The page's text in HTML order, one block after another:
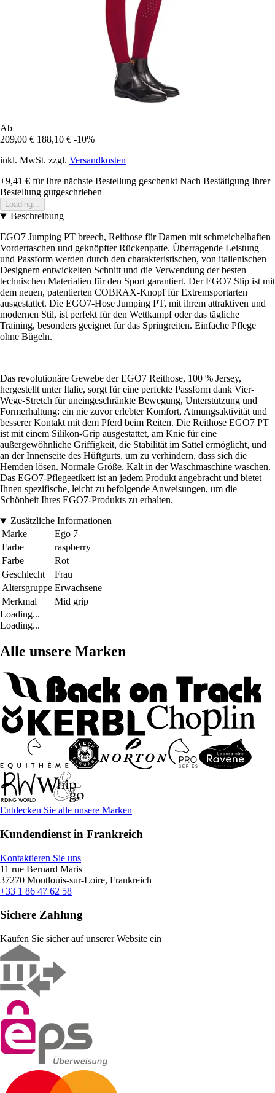
Ab
209,00 € 188,10 € -10%
inkl. MwSt. zzgl. Versandkosten
+9,41 € für Ihre nächste Bestellung geschenkt Nach Bestätigung Ihrer
Bestellung gutgeschrieben
Loading...
Beschreibung
EGO7 Jumping PT breech, Reithose für Damen mit schmeichelhaften
Vordertaschen und geknöpfter Rückenpatte. Überragende Leistung
und Passform werden durch den charakteristischen, von italienischen
Designern entwickelten Schnitt und die Verwendung der besten
technischen Materialien für den Sport garantiert. Der EGO7 Slip ist mit
dem neuen, patentierten COBRAX-Knopf für Extremsportarten
ausgestattet. Die EGO7-Hose Jumping PT, mit ihrem attraktiven und
modernen Stil, ist perfekt für den Wettkampf oder das tägliche
Training, besonders geeignet für das Springreiten. Einfache Pflege
ohne Bügeln.
Das revolutionäre Gewebe der EGO7 Reithose, 100 % Jersey,
hergestellt unter Italie, sorgt für eine perfekte Passform dank Vier-
Wege-Stretch für uneingeschränkte Bewegung, Unterstützung und
Formerhaltung: ein nie zuvor erlebter Komfort, Atmungsaktivität und
besserer Kontakt mit dem Pferd beim Reiten. Die Reithose EGO7 PT
ist mit einem Silikon-Grip ausgestattet, am Knie für eine
außergewöhnliche Griffigkeit, die Stabilität im Sattel ermöglicht, und
an der Innenseite des Hüftgurts, um zu verhindern, dass sich die
Hemden lösen. Normale Größe. Kalt in der Waschmaschine waschen.
Das EGO7-Pflegeetikett ist an jedem Produkt angebracht und bietet
Ihnen spezifische, leicht zu befolgende Anweisungen, um die
Schönheit Ihres EGO7-Produkts zu erhalten.
Zusätzliche Informationen
Marke
Ego 7
Farbe
raspberry
Farbe
Rot
Geschlecht
Frau
Altersgruppe Erwachsene
Merkmal
Mid grip
Loading...
Loading...
Alle unsere Marken
Entdecken Sie alle unsere Marken
Kundendienst in Frankreich
Kontaktieren Sie uns
11 rue Bernard Maris
37270 Montlouis-sur-Loire, Frankreich
+33 1 86 47 62 58
Sichere Zahlung
Kaufen Sie sicher auf unserer Website ein